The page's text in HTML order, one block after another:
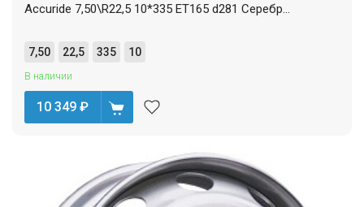
Accuride 7,50\R22,5 10*335 ET165 d281 Серебр...
7,50 22,5 335 10
В наличии
10 349 ₽